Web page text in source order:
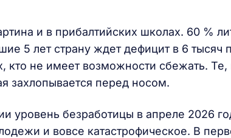
и в прибалтийских школах. 60 %
5 лет страну ждет дефицит в 6 тысяч
кто не имеет возможности сбежать.
захлопывается перед носом.
уровень безработицы в апреле 2026
и вовсе катастрофическое. В